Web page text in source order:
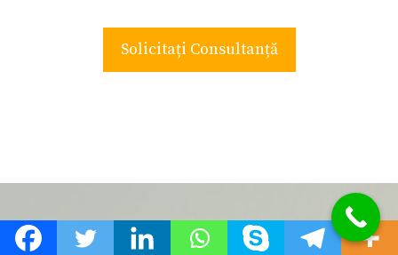
Solicitați Consultanță